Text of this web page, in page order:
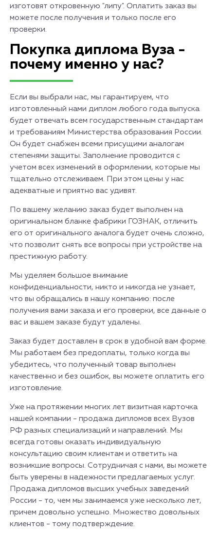
изготовят откровенную "липу". Оплатить заказ вы
можете после получения и только после его
проверки.
Покупка диплома Вуза -
почему именно у нас?
Если вы выбрали нас, мы гарантируем, что
изготовленный нами диплом любого года выпуска
будет отвечать всем государственным стандартам
и требованиям Министерства образования России.
Он будет снабжен всеми присущими аналогам
степенями защиты. Заполнение проводится с
учетом всех изменений в оформлении, которые мы
тщательно отслеживаем. При этом цены у нас
адекватные и приятно вас удивят.
По вашему желанию заказ будет выполнен на
оригинальном бланке фабрики ГОЗНАК, отличить
его от оригинального аналога будет очень сложно,
что позволит снять все вопросы при устройстве на
престижную работу.
Мы уделяем большое внимание
конфиденциальности, никто и никогда не узнает,
что вы обращались в нашу компанию: после
получения вами заказа и его проверки, все данные о
вас и вашем заказе будут удалены.
Заказ будет доставлен в срок в удобной вам форме.
Мы работаем без предоплаты, только когда вы
убедитесь, что полученный товар выполнен
качественно и без ошибок, вы можете оплатить его
изготовление.
Уже на протяжении многих лет визитная карточка
нашей компании - продажа дипломов всех Вузов
РФ разных специализаций и направлений. Мы
всегда готовы оказать индивидуальную
консультацию своим клиентам и ответить на
возникшие вопросы. Сотрудничая с нами, вы можете
быть уверены в надежности предлагаемых услуг.
Продажа дипломов высших учебных заведений
России - то, чем мы занимаемся уже несколько лет,
причем довольно успешно. Множество довольных
клиентов - тому подтверждение.